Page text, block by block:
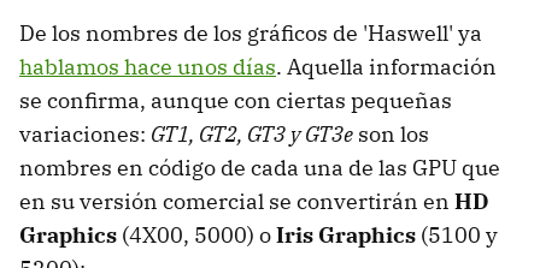
De los nombres de los gráficos de 'Haswell' ya
hablamos hace unos días. Aquella información
se confirma, aunque con ciertas pequeñas
variaciones: GT1, GT2, GT3 y GT3e son los
nombres en código de cada una de las GPU que
en su versión comercial se convertirán en HD
Graphics (4X00, 5000) oIris Graphics (5100 y